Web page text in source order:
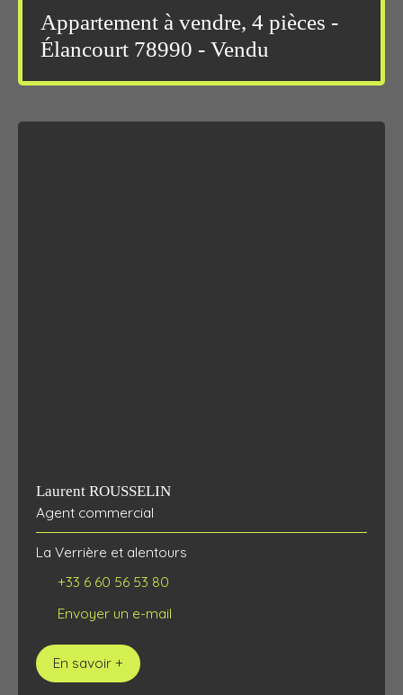
Appartement à vendre, 4 pièces -
Élancourt 78990 - Vendu
Laurent ROUSSELIN
Agent commercial
La Verrière et alentours
+33 6 60 56 53 80
Envoyer un e-mail
En savoir +